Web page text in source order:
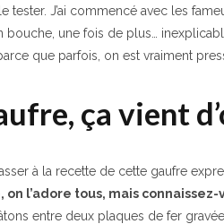
tester. J’ai commencé avec les
bouche, une fois de plus…
que parfois, on est vraiment
ça vient
à la recette de cette gaufre
on l’adore tous, mais connaissez-
entre deux plaques de fer